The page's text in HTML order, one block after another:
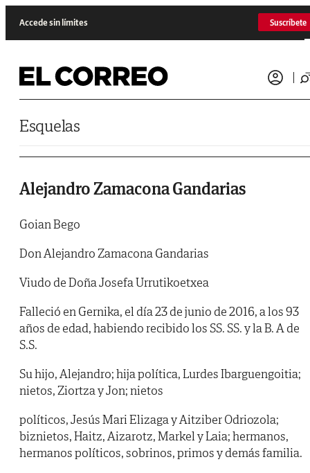
Accede sin límites Suscríbete
Esquelas
Alejandro Zamacona Gandarias
Goian Bego
Don Alejandro Zamacona Gandarias
Viudo de Doña Josefa Urrutikoetxea
Falleció en Gernika, el día 23 de junio de 2016, a los 93
años de edad, habiendo recibido los SS. SS. y la B. A de
S.S.
Su hijo, Alejandro; hija política, Lurdes Ibarguengoitia;
nietos, Ziortza y Jon; nietos
políticos, Jesús Mari Elizaga y Aitziber Odriozola;
biznietos, Haitz, Aizarotz, Markel y Laia; hermanos,
hermanos políticos, sobrinos, primos y demás familia.